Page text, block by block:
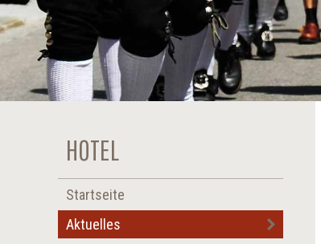
HOTEL
Startseite
Aktuelles